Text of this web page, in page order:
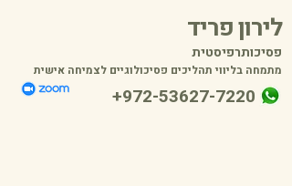
לירון פריד
+972-53627-7220
פסיכותרפיסטית
מתמחה בליווי תהליכים פסיכולוגיים לצמיחה אישית